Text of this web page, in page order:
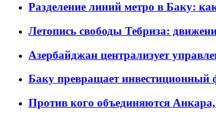
Разделение линий метро в Баку:
Летопись свободы Тебриза:
Азербайджан централизует
Баку превращает инвестиционный
Против кого объединяются